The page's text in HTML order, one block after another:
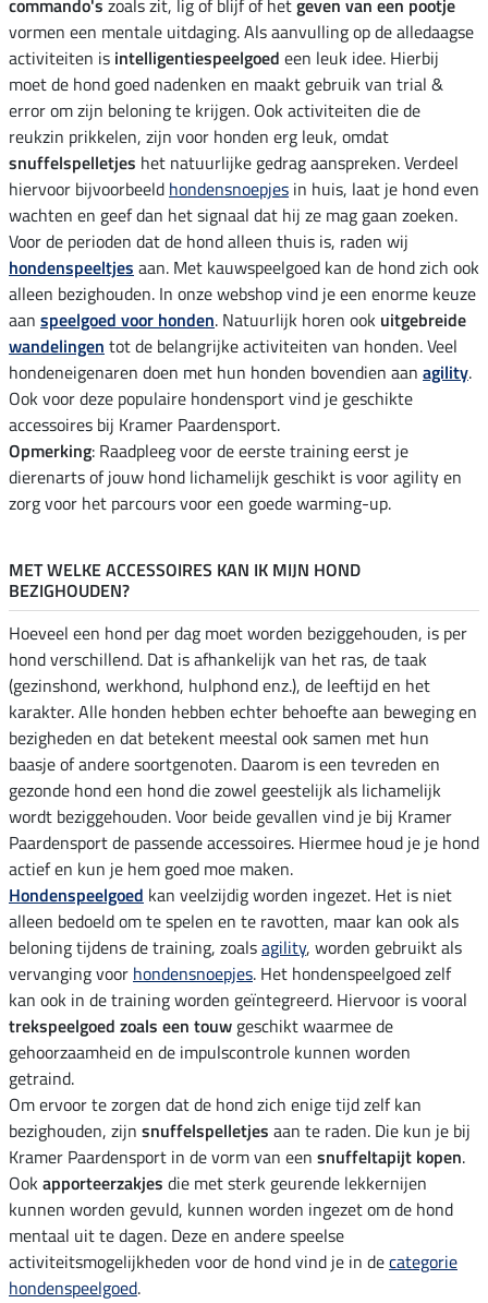
commando's zoals zit, lig of blijf of hetgeven van een pootje
vormen een mentale uitdaging. Als aanvulling op de alledaagse
activiteiten is intelligentiespeelgoed een leuk idee. Hierbij
moet de hond goed nadenken en maakt gebruik van trial &
error om zijn beloning te krijgen. Ook activiteiten die de
reukzin prikkelen, zijn voor honden erg leuk, omdat
snuffelspelletjes het natuurlijke gedrag aanspreken. Verdeel
hiervoor bijvoorbeeld hondensnoepjes in huis, laat je hond even
wachten en geef dan het signaal dat hij ze mag gaan zoeken.
Voor de perioden dat de hond alleen thuis is, raden wij
hondenspeeltjes aan. Met kauwspeelgoed kan de hond zich ook
alleen bezighouden. In onze webshop vind je een enorme keuze
aan speelgoed voor honden. Natuurlijk horen ook uitgebreide
wandelingen tot de belangrijke activiteiten van honden. Veel
hondeneigenaren doen met hun honden bovendien aan agility.
Ook voor deze populaire hondensport vind je geschikte
accessoires bij Kramer Paardensport.
Opmerking: Raadpleeg voor de eerste training eerst je
dierenarts of jouw hond lichamelijk geschikt is voor agility en
zorg voor het parcours voor een goede warming-up.
MET WELKE ACCESSOIRES KAN IK MIJN HOND
BEZIGHOUDEN?
Hoeveel een hond per dag moet worden beziggehouden, is per
hond verschillend. Dat is afhankelijk van het ras, de taak
(gezinshond, werkhond, hulphond enz.), de leeftijd en het
karakter. Alle honden hebben echter behoefte aan beweging en
bezigheden en dat betekent meestal ook samen met hun
baasje of andere soortgenoten. Daarom is een tevreden en
gezonde hond een hond die zowel geestelijk als lichamelijk
wordt beziggehouden. Voor beide gevallen vind je bij Kramer
Paardensport de passende accessoires. Hiermee houd je je hond
actief en kun je hem goed moe maken.
Hondenspeelgoed kan veelzijdig worden ingezet. Het is niet
alleen bedoeld om te spelen en te ravotten, maar kan ook als
beloning tijdens de training, zoalsagility, worden gebruikt als
vervanging voor hondensnoepjes. Het hondenspeelgoed zelf
kan ook in de training worden geïntegreerd. Hiervoor is vooral
trekspeelgoed zoals een touw geschikt waarmee de
gehoorzaamheid en de impulscontrole kunnen worden
getraind.
Om ervoor te zorgen dat de hond zich enige tijd zelf kan
bezighouden, zijn snuffelspelletjes aan te raden. Die kun je bij
Kramer Paardensport in de vorm van een snuffeltapijt kopen.
Ook apporteerzakjes die met sterk geurende lekkernijen
kunnen worden gevuld, kunnen worden ingezet om de hond
mentaal uit te dagen. Deze en andere speelse
activiteitsmogelijkheden voor de hond vind je in decategorie
hondenspeelgoed.